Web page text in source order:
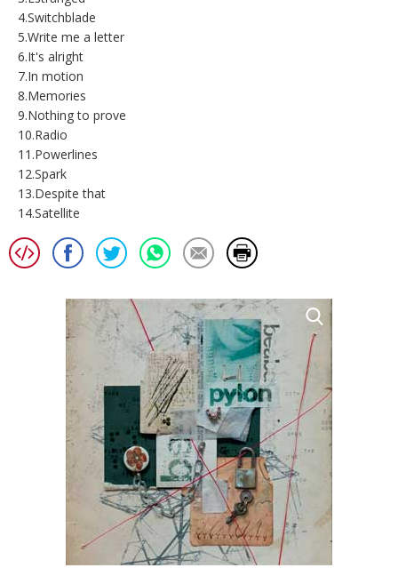
4.Switchblade
5.Write me a letter
6.It's alright
7.In motion
8.Memories
9.Nothing to prove
10.Radio
11.Powerlines
12.Spark
13.Despite that
14.Satellite